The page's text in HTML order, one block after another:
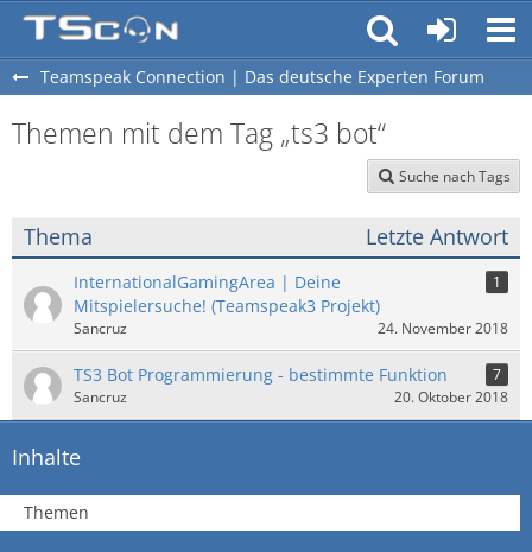
Teamspeak Connection | Das deutsche Experten Forum
Themen mit dem Tag „ts3 bot“
Suche nach Tags
Thema Letzte Antwort
InternationalGamingArea | Deine
Mitspielersuche! (Teamspeak3 Projekt)
1
Sancruz 24. November 2018
TS3 Bot Programmierung - bestimmte Funktion
7
Sancruz
20. Oktober 2018
Inhalte
Themen